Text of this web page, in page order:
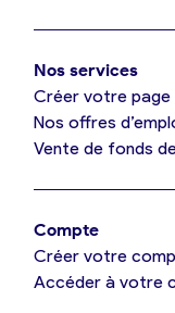
Je
Offres
Je suis
Nos services
Créer votre
Nos offres
Vente de fonds
Compte
Créer votre
Accéder à votre